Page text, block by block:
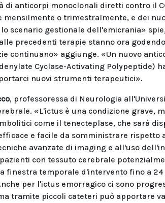
di anticorpi monoclonali diretti contro il
mensilmente o trimestralmente, e dei
scenario gestionale dell'emicrania»
precedenti terapie stanno ora
continuano» aggiunge. «Un nuovo
Cyclase-Activating Polypeptide)
nuovi strumenti terapeutici».
, professoressa di Neurologia
«L'ictus è una condizione grave,
come il tenecteplase, che sarà
e facile da somministrare
avanzate di imaging e all'uso
con tessuto cerebrale
finestra temporale d'intervento fino a
per l'ictus emorragico ci sono
tramite piccoli cateteri può apportare